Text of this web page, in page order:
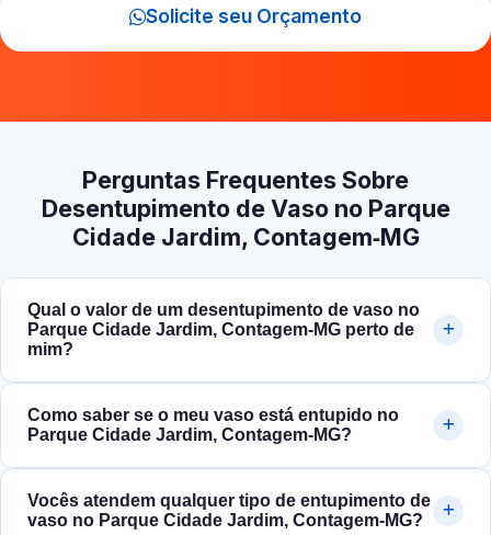
Solicite seu Orçamento
Perguntas Frequentes Sobre
Desentupimento de Vaso no Parque
Cidade Jardim, Contagem‑MG
Qual o valor de um desentupimento de vaso no
Parque Cidade Jardim, Contagem‑MG perto de
mim?
Como saber se o meu vaso está entupido no
Parque Cidade Jardim, Contagem‑MG?
Vocês atendem qualquer tipo de entupimento de
vaso no Parque Cidade Jardim, Contagem‑MG?